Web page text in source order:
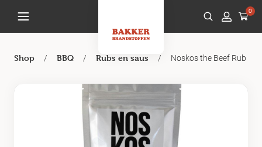
0
Shop / BBQ / Rubs en saus / Noskos the Beef Rub